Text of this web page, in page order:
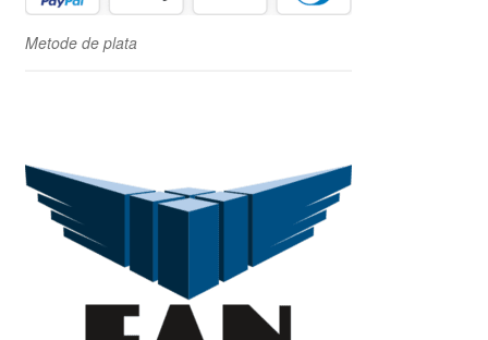
Metode de plata